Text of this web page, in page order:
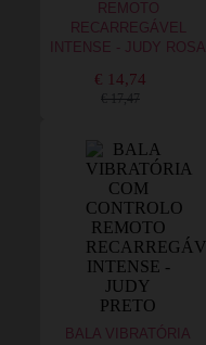
REMOTO
RECARREGÁVEL
INTENSE - JUDY ROSA
€ 14,74
€ 17,47
BALA VIBRATÓRIA